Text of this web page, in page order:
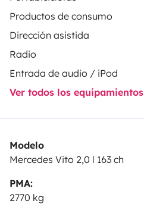
Productos de consumo
Dirección asistida
Radio
Entrada de audio / iPod
Ver todos los equipamientos
Modelo
Mercedes Vito 2,0 l 163 ch
PMA:
2770 kg